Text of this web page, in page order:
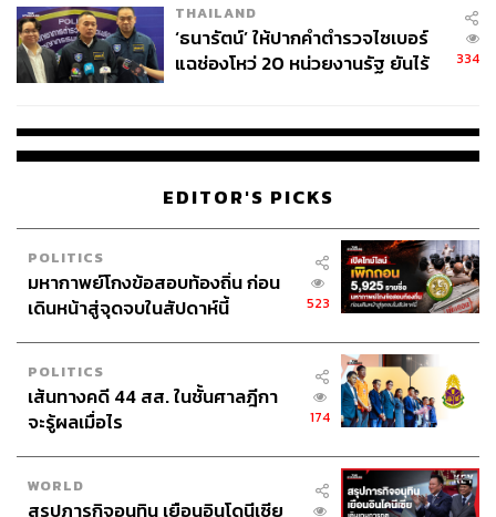
จ่ายหนี้-แอบระบุแบรนด์
THAILAND
‘ธนารัตน์’ ให้ปากคำตำรวจไซเบอร์
แฉช่องโหว่ 20 หน่วยงานรัฐ ยันไร้
334
EDITOR'S PICKS
POLITICS
มหากาพย์โกงข้อสอบท้องถิ่น ก่อน
เดินหน้าสู่จุดจบในสัปดาห์นี้
523
POLITICS
เส้นทางคดี 44 สส. ในชั้นศาลฎีกา
จะรู้ผลเมื่อไร
174
WORLD
สรุปภารกิจอนุทิน เยือนอินโดนีเซีย